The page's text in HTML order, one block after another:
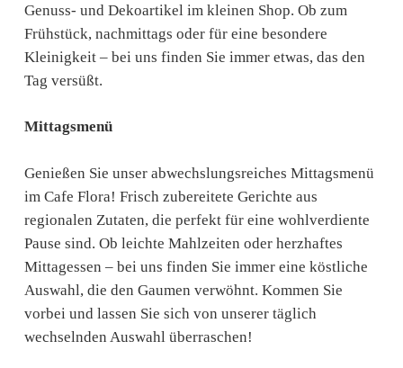
Genuss- und Dekoartikel im kleinen Shop. Ob zum
Frühstück, nachmittags oder für eine besondere
Kleinigkeit – bei uns finden Sie immer etwas, das den
Tag versüßt.
Mittagsmenü
Genießen Sie unser abwechslungsreiches Mittagsmenü
im Cafe Flora! Frisch zubereitete Gerichte aus
regionalen Zutaten, die perfekt für eine wohlverdiente
Pause sind. Ob leichte Mahlzeiten oder herzhaftes
Mittagessen – bei uns finden Sie immer eine köstliche
Auswahl, die den Gaumen verwöhnt. Kommen Sie
vorbei und lassen Sie sich von unserer täglich
wechselnden Auswahl überraschen!